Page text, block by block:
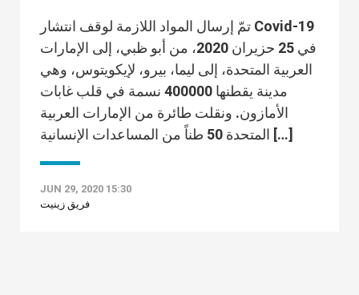
تمّ إرسال المواد اللازمة لوقف انتشار Covid-19
في 25 حزيران 2020، من أبو ظبي، إلى الإمارات
العربية المتحدة، إلى ليما، بيرو، لإيكويتوس، وهي
مدينة يقطنها 400000 نسمة في قلب غابات
الأمازون. ونقلت طائرة من الإمارات العربية
المتحدة 50 طناً من المساعدات الإنسانية […]
JUN 29, 2020 15:30
فريق زينيت